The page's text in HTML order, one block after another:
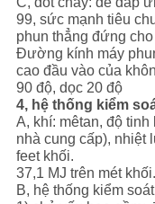
99, sức mạnh tiêu
phun thẳng đứng
Đường kính máy
cao đầu vào của
90 độ, dọc 20 độ
4, hệ thống kiểm
A, khí: mêtan, độ
nhà cung cấp), nhiệt
feet khối.
37,1 MJ trên mét khối.
B, hệ thống kiểm